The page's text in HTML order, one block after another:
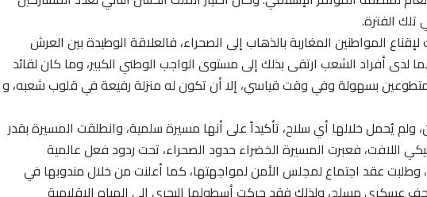
تلك الفترة.
المواطنين المغاربة بالذهاب إلى الصحراء، فالعلاقة الوطيدة بين العرش
لدى أفراد الشعب ارتقى بذلك إلى مستوى الواجب الوطني الكبير، وما كان لقائد
بسهولة وفي وقت قياسي، إلا أن تكون له منزلة رفيعة في قلوب شعبه، و
ولم يُحمل خلالها أي سلاح، تأكيداً على أنها مسيرة سلمية، وانطلقت المسيرة بقدر
اللافت، فعبرت المسيرة الخضراء حدود الصحراء، تحت ردود فعل عالمية
وطلبت عقد اجتماع لمجلس الأمن لمواجهتها، كما أعلنت من خلال مندوبها في
عسكري مسلح، ولذلك فقد حركت أسطولها البحري إلى المياه الإقليمية